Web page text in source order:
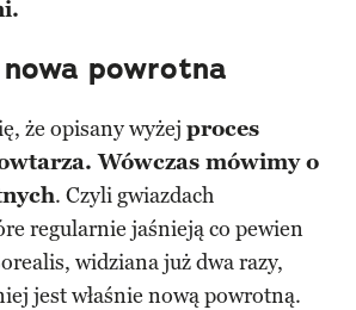
powrotna
że opisany wyżej proces
Wówczas mówimy o
. Czyli gwiazdach
regularnie jaśnieją co pewien
widziana już dwa razy,
jest właśnie nową powrotną.